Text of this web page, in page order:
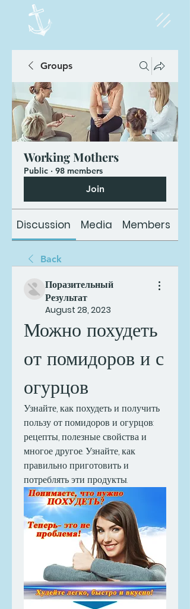
Groups
Working Mothers
Public · 98 members
Join
Discussion Media Members
Back
Поразительный
Результат
August 28, 2023
Можно похудеть
от помидоров и с
огурцов
Узнайте, как похудеть и получить
пользу от помидоров и огурцов:
рецепты, полезные свойства и
многое другое. Узнайте, как
правильно приготовить и
потреблять эти продукты.